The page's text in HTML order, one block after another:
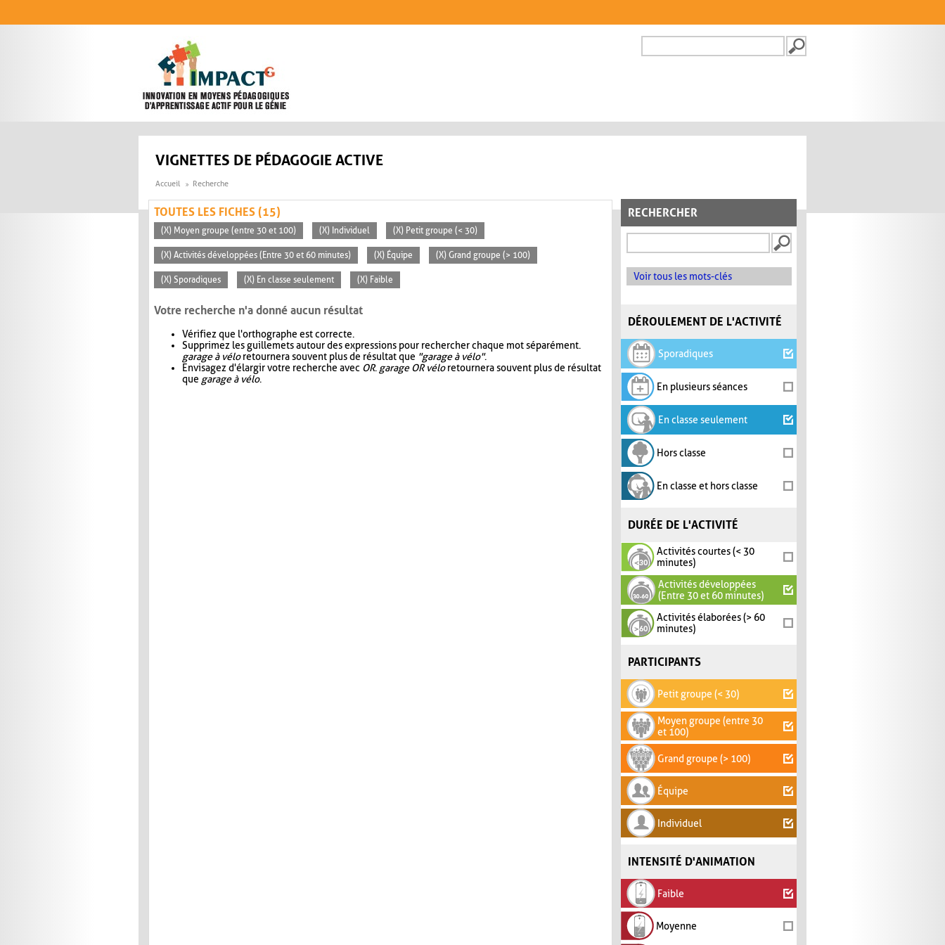
FORMULAIRE DE
VIGNETTES DE PÉDAGOGIE ACTIVE
Accueil Recherche
RECHERCHER
Voir tous les mots-clés
DÉROULEMENT DE L'ACTIVITÉ
Sporadiques
En plusieurs séances
En classe seulement
Hors classe
En classe et hors classe
DURÉE DE L'ACTIVITÉ
Activités courtes (< 30
minutes)
Activités développées
(Entre 30 et 60 minutes)
Activités élaborées (> 60
minutes)
PARTICIPANTS
Petit groupe (< 30)
Moyen groupe (entre 30
et 100)
Grand groupe (> 100)
Équipe
Individuel
INTENSITÉ D'ANIMATION
Faible
Moyenne
TOUTES LES FICHES (15)
(X) Moyen groupe (entre 30 et 100) (X) Individuel (X) Petit groupe (< 30)
(X) Activités développées (Entre 30 et 60 minutes) (X) Équipe (X) Grand groupe (> 100)
(X) Sporadiques (X) En classe seulement (X) Faible
Votre recherche n'a donné aucun résultat
Vérifiez que l'orthographe est correcte.
Supprimez les guillemets autour des expressions pour rechercher chaque mot séparément.
garage à véloretournera souvent plus de résultat que "garage à vélo".
Envisagez d'élargir votre recherche avec OR. garage OR véloretournera souvent plus de résultat
que garage à vélo.